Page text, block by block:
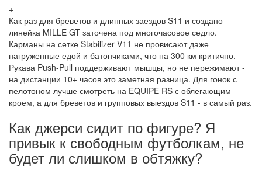
+
Как раз для бреветов и длинных заездов S11 и создано -
линейка MILLE GT заточена под многочасовое седло.
Карманы на сетке Stabilizer V11 не провисают даже
нагруженные едой и батончиками, что на 300 км критично.
Рукава Push-Pull поддерживают мышцы, но не пережимают -
на дистанции 10+ часов это заметная разница. Для гонок с
пелотоном лучше смотреть на EQUIPE RS с облегающим
кроем, а для бреветов и групповых выездов S11 - в самый раз.
Как джерси сидит по фигуре? Я
привык к свободным футболкам, не
будет ли слишком в обтяжку?